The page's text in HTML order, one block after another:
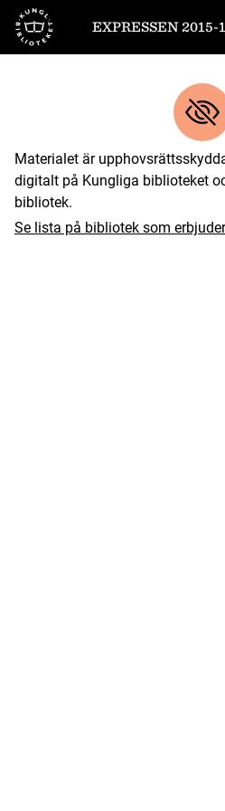
Till startsidan
EXPRESSEN 2015-
Materialet är
digitalt på Kungliga biblioteket
bibliotek.
Se lista på bibliotek som